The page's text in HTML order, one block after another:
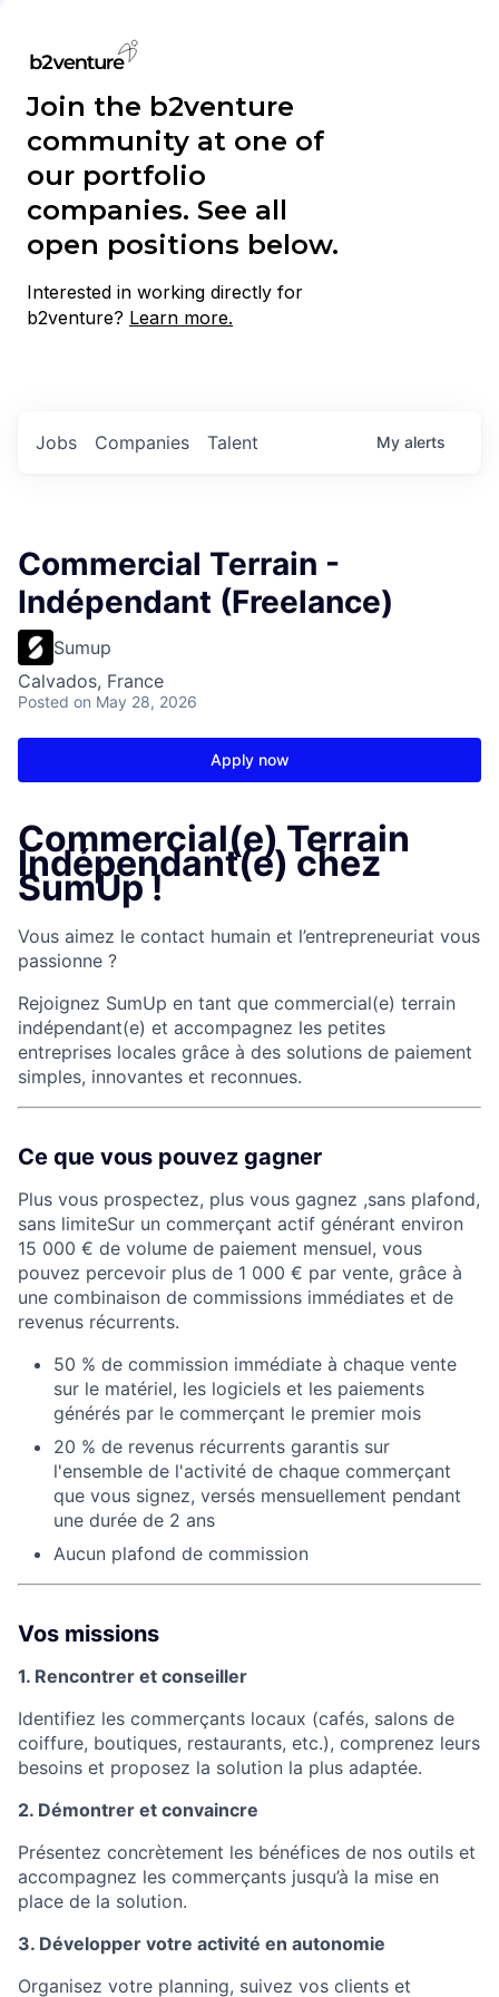
Join the b2venture
community at one of
our portfolio
companies. See all
open positions below.
Interested in working directly for
b2venture? Learn more.
Jobs Companies Talent My alerts
Commercial Terrain -
Indépendant (Freelance)
Sumup
Calvados, France
Posted on May 28, 2026
Apply now
Commercial(e) Terrain
Indépendant(e) chez
SumUp !
Vous aimez le contact humain et l’entrepreneuriat vous
passionne ?
Rejoignez SumUp en tant que commercial(e) terrain
indépendant(e) et accompagnez les petites
entreprises locales grâce à des solutions de paiement
simples, innovantes et reconnues.
Ce que vous pouvez gagner
Plus vous prospectez, plus vous gagnez ,sans plafond,
sans limiteSur un commerçant actif générant environ
15 000 € de volume de paiement mensuel, vous
pouvez percevoir plus de 1 000 € par vente, grâce à
une combinaison de commissions immédiates et de
revenus récurrents.
50 % de commission immédiate à chaque vente
sur le matériel, les logiciels et les paiements
générés par le commerçant le premier mois
20 % de revenus récurrents garantis sur
l'ensemble de l'activité de chaque commerçant
que vous signez, versés mensuellement pendant
une durée de 2 ans
Aucun plafond de commission
Vos missions
1. Rencontrer et conseiller
Identifiez les commerçants locaux (cafés, salons de
coiffure, boutiques, restaurants, etc.), comprenez leurs
besoins et proposez la solution la plus adaptée.
2. Démontrer et convaincre
Présentez concrètement les bénéfices de nos outils et
accompagnez les commerçants jusqu’à la mise en
place de la solution.
3. Développer votre activité en autonomie
Organisez votre planning, suivez vos clients et